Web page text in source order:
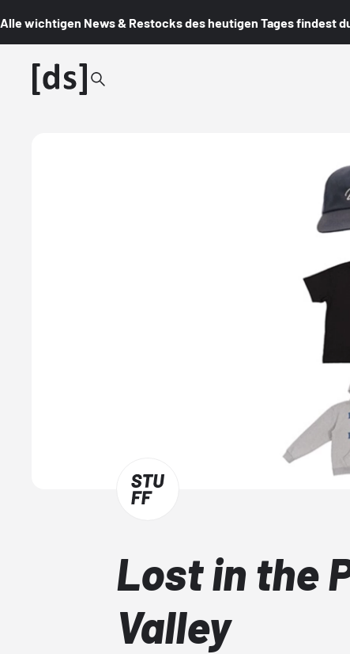
Alle wichtigen News & Restocks des heutigen Tages findest du
Lost in the
Valley